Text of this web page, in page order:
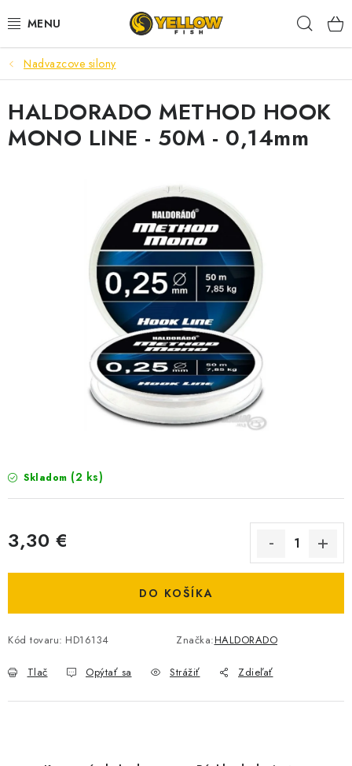
na
NOVINKY 2026
LETNÉ ZĽAVY
HALDORADO
KRMIVÁ,NÁSTRAHY
BIŽUTERIA-DOPLNKY
TAŠKY A PÚZDRA
NA STUDENÚ VODU
VRATKY - ODSTÚPENIE OD ZMLUVY - REKLAMACIU
KONTAKTY
VŠEOBECNÉ NARIADENIE O BEZPEČNOSTI
Nadvazcove silony
Skladom (2 ks)
3,30 €
DO KOŠÍKA
Kód tovaru: HD16134 Značka:HALDORADO
Tlač Opýtať sa Strážiť Zdieľať
HALDORADO METHOD HOOK
MONO LINE - 50M - 0,14mm